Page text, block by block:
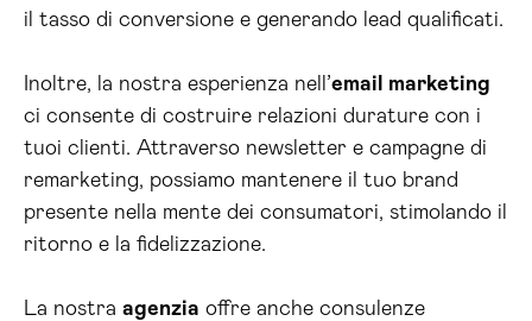
il tasso di conversione e generando lead qualificati.
Inoltre, la nostra esperienza nell’email marketing
ci consente di costruire relazioni durature con i
tuoi clienti. Attraverso newsletter e campagne di
remarketing, possiamo mantenere il tuo brand
presente nella mente dei consumatori, stimolando il
ritorno e la fidelizzazione.
La nostra agenzia offre anche consulenze